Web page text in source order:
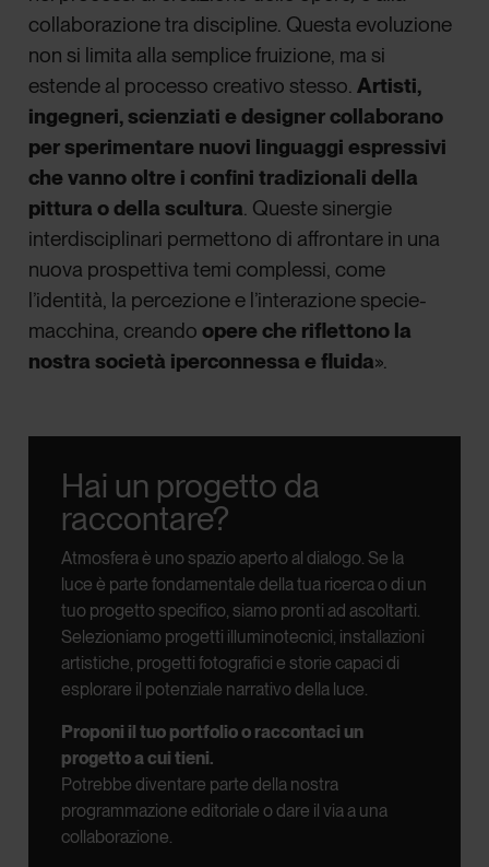
collaborazione tra discipline. Questa evoluzione
non si limita alla semplice fruizione, ma si
estende al processo creativo stesso.Artisti,
ingegneri, scienziati e designer collaborano
per sperimentare nuovi linguaggi espressivi
che vanno oltre i confini tradizionali della
pittura o della scultura. Queste sinergie
interdisciplinari permettono di affrontare in una
nuova prospettiva temi complessi, come
l’identità, la percezione e l’interazione specie-
macchina, creandoopere che riflettono la
nostra società iperconnessa e fluida».
Hai un progetto da
raccontare?
Atmosfera è uno spazio aperto al dialogo.Se la
luce è parte fondamentale della tua ricerca o di un
tuo progetto specifico, siamo pronti ad ascoltarti.
Selezioniamo progetti illuminotecnici, installazioni
artistiche, progetti fotografici e storie capaci di
esplorare il potenziale narrativo della luce.
Proponi il tuo portfolio o raccontaci un
progetto a cui tieni.
Potrebbe diventare parte della nostra
programmazione editoriale o dare il via a una
collaborazione.